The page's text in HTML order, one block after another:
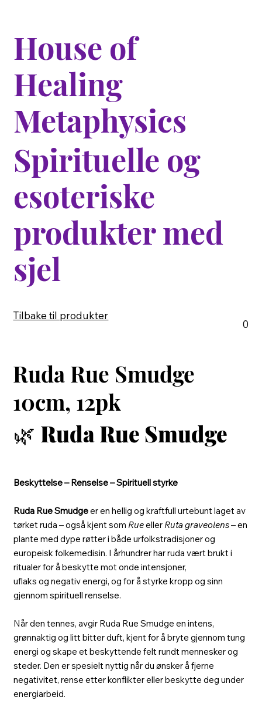
House of
Healing
Metaphysics
Spirituelle og
esoteriske
produkter med
sjel
Tilbake til produkter
0
Ruda Rue Smudge
10cm, 12pk
🌿 Ruda Rue Smudge
Beskyttelse – Renselse – Spirituell styrke
Ruda Rue Smudgeer en hellig og kraftfull urtebunt laget av
tørket ruda – også kjent som Rueeller Ruta graveolens– en
plante med dype røtter i både urfolkstradisjoner og
europeisk folkemedisin. I århundrer har ruda vært brukt i
ritualer for å beskytte mot onde intensjoner,
uflaks og negativ energi, og for å styrke kropp og sinn
gjennom spirituell renselse.
Når den tennes, avgir Ruda Rue Smudge en intens,
grønnaktig og litt bitter duft, kjent for å bryte gjennom tung
energi og skape et beskyttende felt rundt mennesker og
steder. Den er spesielt nyttig når du ønsker å fjerne
negativitet, rense etter konflikter eller beskytte deg under
energiarbeid.